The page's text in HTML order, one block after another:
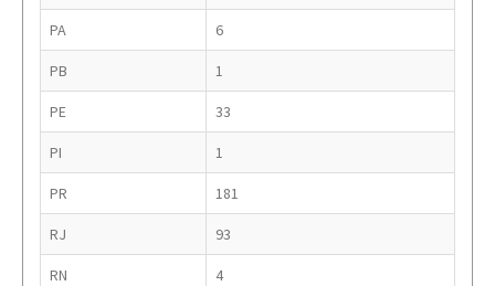
PA 6
PB 1
PE 33
PI 1
PR 181
RJ 93
RN 4